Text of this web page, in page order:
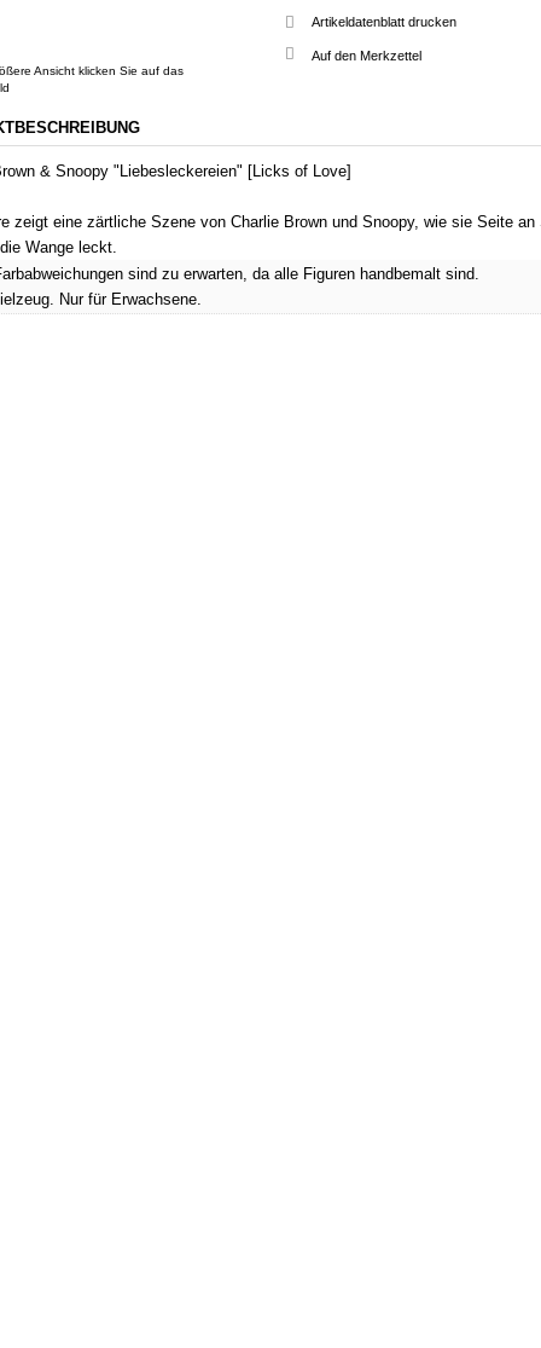
Ansicht klicken Sie auf das
Artikeldatenblatt drucken
& Snoopy "Liebesleckereien" [Licks of Love]
zeigt eine zärtliche Szene von Charlie Brown und Snoopy, wie sie Seite
Wange leckt.
sind zu erwarten, da alle Figuren hand­bemalt sind.
Nur für Erwachsene.